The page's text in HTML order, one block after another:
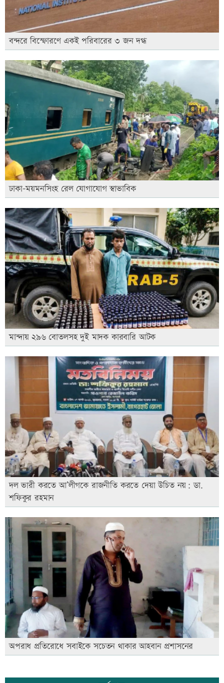
বন্দরে বিস্ফোরণে একই পরিবারের ৩ জন দগ্ধ
ঢাকা-ময়মনসিংহ রেল যোগাযোগ স্বাভাবিক
মান্দায় ২৯৬ বোতলসহ দুই মাদক কারবারি আটক
দল ভারী করতে আ’লীগকে রাজনীতি করতে দেয়া উচিত নয়: ডা.
শফিকুর রহমান
অপরাধ প্রতিরোধে সবাইকে সচেতন থাকার আহবান প্রশাসনের